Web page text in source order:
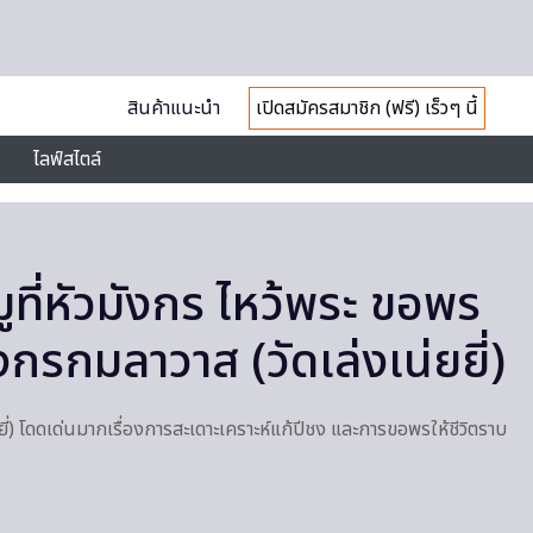
สินค้าแนะนำ
เปิดสมัครสมาชิก (ฟรี) เร็วๆ นี้
ไลฟ์สไตล์
หัวมังกร ไหว้พระ ขอพร
รกมลาวาส (วัดเล่งเน่ยยี่)
โดดเด่นมากเรื่องการสะเดาะเคราะห์แก้ปีชง และการขอพรให้ชีวิตราบ